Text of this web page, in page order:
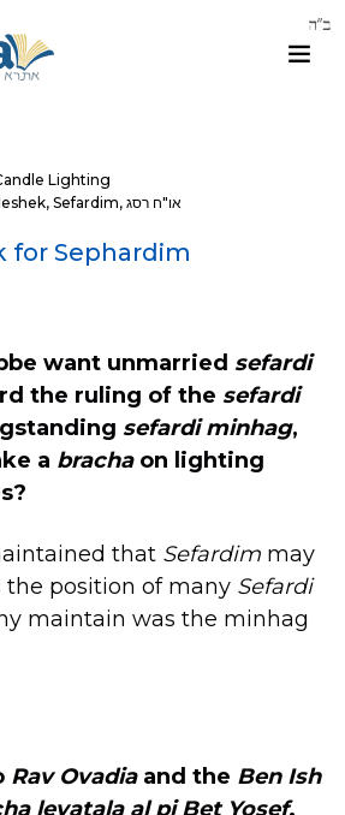
Lighting
, Sefardim, או"ח רסג
for Sephardim
want unmarried sefardi
the ruling of the sefardi
sefardi minhag,
a brachaon lighting
that Sefardim may
the position of many Sefardi
maintain was the minhag
Rav Ovadiaand the Ben Ish
levatala al pi Bet Yosef.